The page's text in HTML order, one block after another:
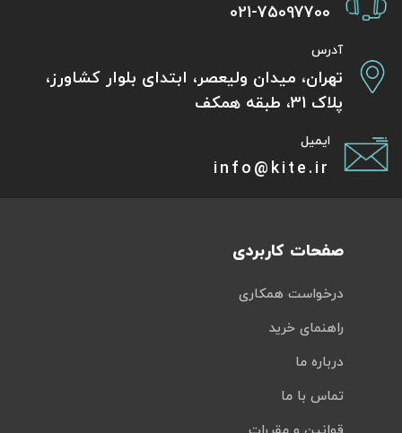
021-75097700
آدرس
تهران، میدان ولیعصر، ابتدای بلوار کشاورز،
پلاک 31، طبقه همکف
ایمیل
info@kite.ir
صفحات کاربردی
درخواست همکاری
راهنمای خرید
درباره ما
تماس با ما